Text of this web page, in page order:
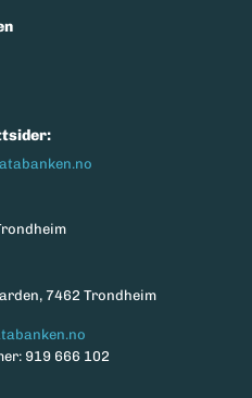
7462 Trondheim
919 666 102